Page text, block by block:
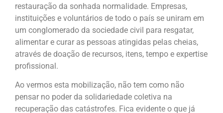
restauração da sonhada normalidade. Empresas,
instituições e voluntários de todo o país se uniram em
um conglomerado da sociedade civil para resgatar,
alimentar e curar as pessoas atingidas pelas cheias,
através de doação de recursos, itens, tempo e expertise
profissional.
Ao vermos esta mobilização, não tem como não
pensar no poder da solidariedade coletiva na
recuperação das catástrofes. Fica evidente o que já